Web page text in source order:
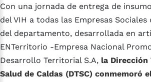
Con una jornada de entrega de
del VIH a todas las Empresas Sociales
del departamento, desarrollada en
ENTerritorio -Empresa Nacional
Desarrollo Territorial S.A, la
Salud de Caldas (DTSC) conmemoró